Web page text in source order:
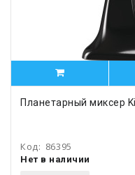
Планетарный миксер
Код: 86395
Нет в наличии